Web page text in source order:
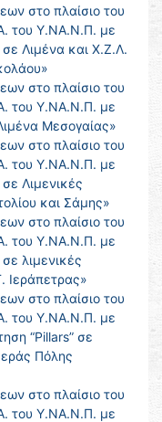
στο πλαίσιο του
του Υ.ΝΑ.Ν.Π. με
σε Λιμένα και Χ.Ζ.Λ.
στο πλαίσιο του
του Υ.ΝΑ.Ν.Π. με
Μεσογαίας»
στο πλαίσιο του
του Υ.ΝΑ.Ν.Π. με
Λιμενικές
και Σάμης»
στο πλαίσιο του
του Υ.ΝΑ.Ν.Π. με
λιμενικές
Ιεράπετρας»
στο πλαίσιο του
του Υ.ΝΑ.Ν.Π. με
“Pillars” σε
Πόλης
στο πλαίσιο του
του Υ.ΝΑ.Ν.Π. με